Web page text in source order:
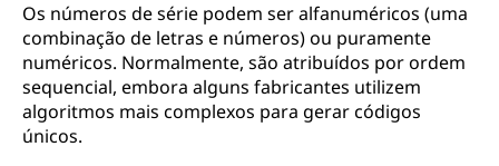
Os números de série podem ser alfanuméricos (uma
combinação de letras e números) ou puramente
numéricos. Normalmente, são atribuídos por ordem
sequencial, embora alguns fabricantes utilizem
algoritmos mais complexos para gerar códigos
únicos.